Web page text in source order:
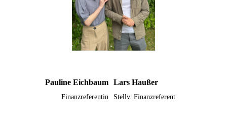
Pauline Eichbaum Lars Haußer
Finanzreferentin Stellv. Finanzreferent